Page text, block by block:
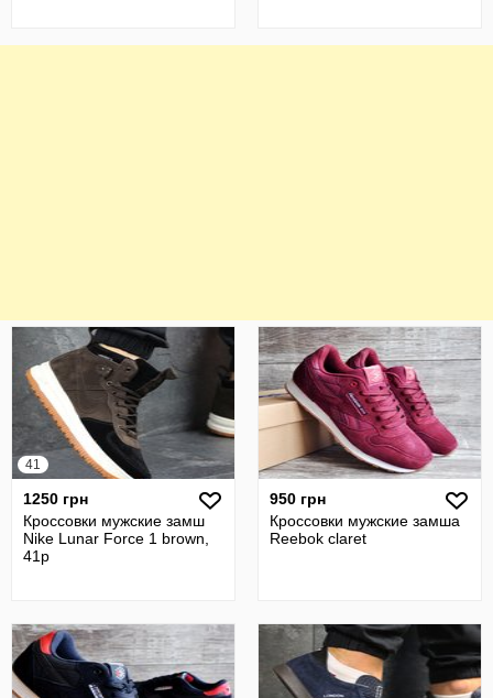
41
1250 грн
Кроссовки мужские замш
Nike Lunar Force 1 brown,
41р
950 грн
Кроссовки мужские замша
Reebok claret